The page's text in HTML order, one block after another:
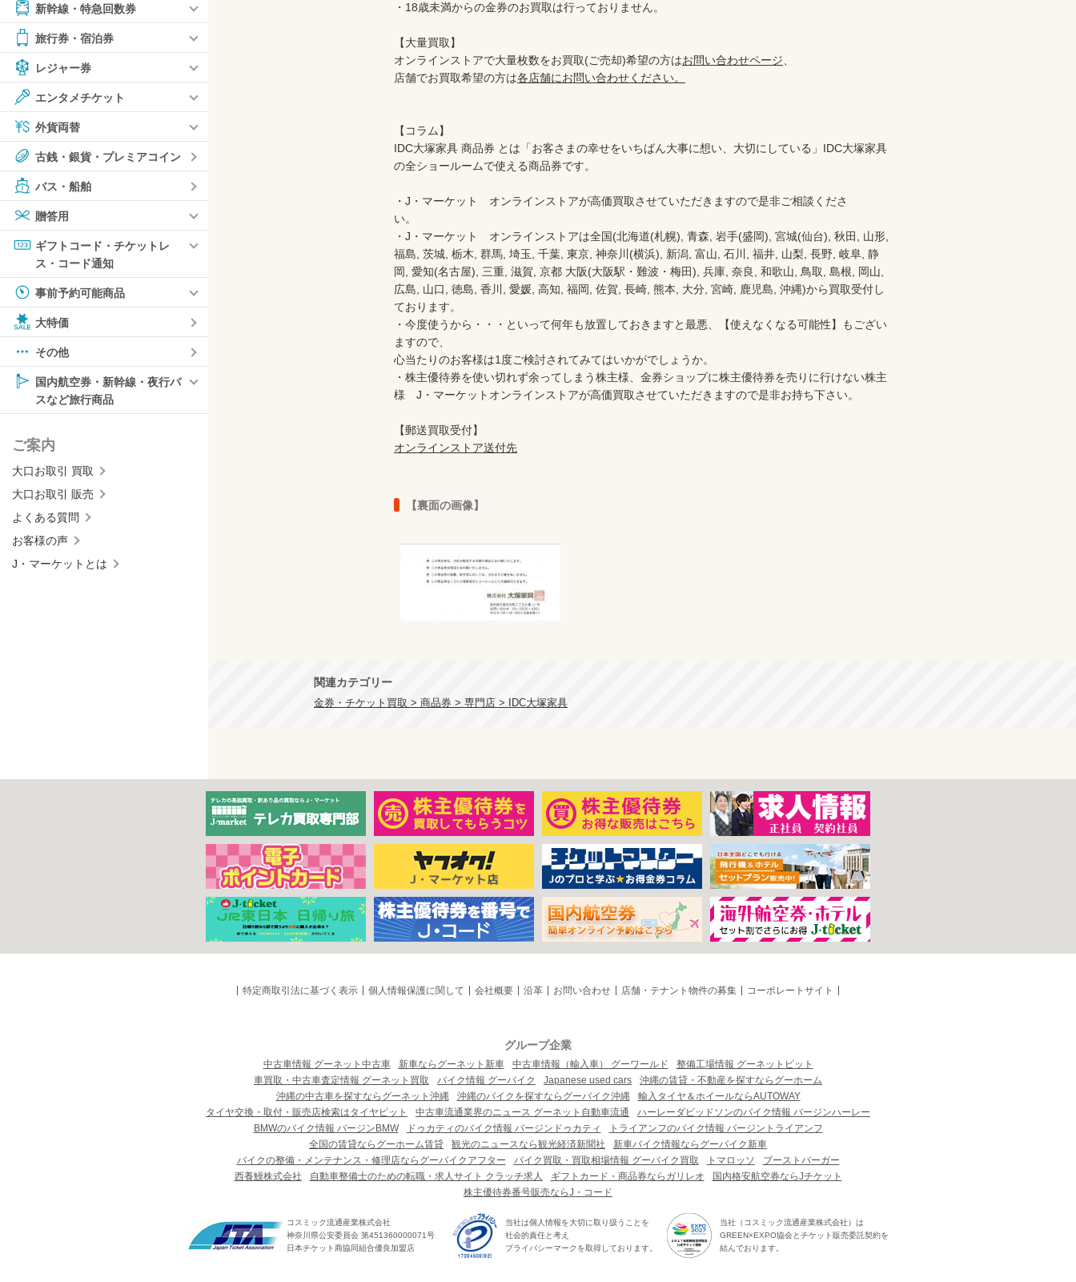
新幹線・特急回数券
旅行券・宿泊券
レジャー券
エンタメチケット
外貨両替
古銭・銀貨・プレミアコイン
バス・船舶
贈答用
ギフトコード・チケットレ
ス・コード通知
事前予約可能商品
大特価
その他
国内航空券・新幹線・夜行バ
スなど旅行商品
ご案内
大口お取引 買取
大口お取引 販売
よくある質問
お客様の声
J・マーケットとは
・18歳未満からの金券のお買取は行っておりません。
【大量買取】
オンラインストアで大量枚数をお買取(ご売却)希望の方はお問い合わせページ、
店舗でお買取希望の方は各店舗にお問い合わせください。
【コラム】
IDC大塚家具 商品券 とは「お客さまの幸せをいちばん大事に想い、大切にしている」IDC大塚家具
の全ショールームで使える商品券です。
・J・マーケット　オンラインストアが高価買取させていただきますので是非ご相談くださ
い。
・J・マーケット　オンラインストアは全国(北海道(札幌), 青森, 岩手(盛岡), 宮城(仙台), 秋田, 山形,
福島, 茨城, 栃木, 群馬, 埼玉, 千葉, 東京, 神奈川(横浜), 新潟, 富山, 石川, 福井, 山梨, 長野, 岐阜, 静
岡, 愛知(名古屋), 三重, 滋賀, 京都 大阪(大阪駅・難波・梅田), 兵庫, 奈良, 和歌山, 鳥取, 島根, 岡山,
広島, 山口, 徳島, 香川, 愛媛, 高知, 福岡, 佐賀, 長崎, 熊本, 大分, 宮崎, 鹿児島, 沖縄)から買取受付し
ております。
・今度使うから・・・といって何年も放置しておきますと最悪、【使えなくなる可能性】もござい
ますので、
心当たりのお客様は1度ご検討されてみてはいかがでしょうか。
・株主優待券を使い切れず余ってしまう株主様、金券ショップに株主優待券を売りに行けない株主
様　J・マーケットオンラインストアが高価買取させていただきますので是非お持ち下さい。
オンラインストア送付先
【裏面の画像】
関連カテゴリー
金券・チケット買取 > 商品券 > 専門店 > IDC大塚家具
特定商取引法に基づく表示 個人情報保護に関して 会社概要 沿革 お問い合わせ 店舗・テナント物件の募集 コーポレートサイト
グループ企業
中古車情報 グーネット中古車 新車ならグーネット新車 中古車情報（輸入車） グーワールド
整備工場情報 グーネットピット
車買取・中古車査定情報 グーネット買取
バイク情報 グーバイク Japanese used cars
沖縄の賃貸・不動産を探すならグーホーム
沖縄の中古車を探すならグーネット沖縄
沖縄のバイクを探すならグーバイク沖縄
輸入タイヤ＆ホイールならAUTOWAY
タイヤ交換・取付・販売店検索はタイヤピット
中古車流通業界のニュース グーネット自動車流通
ハーレーダビッドソンのバイク情報 バージンハーレー
BMWのバイク情報 バージンBMW
ドゥカティのバイク情報 バージンドゥカティ
トライアンフのバイク情報 バージントライアンフ
全国の賃貸ならグーホーム賃貸
観光のニュースなら観光経済新聞社
新車バイク情報ならグーバイク新車
バイクの整備・メンテナンス・修理店ならグーバイクアフター
バイク買取・買取相場情報 グーバイク買取 トマロッソ
ブーストバーガー
西養鰻株式会社
自動車整備士のための転職・求人サイト クラッチ求人 ギフトカード・商品券ならガリレオ
国内格安航空券ならJチケット
株主優待券番号販売ならJ・コード
コスミック流通産業株式会社
神奈川県公安委員会 第451360000071号
日本チケット商協同組合優良加盟店
当社は個人情報を大切に取り扱うことを
社会的責任と考え
プライバシーマークを取得しております。
当社（コスミック流通産業株式会社）は
GREEN×EXPO協会とチケット販売委託契約を
結んでおります。